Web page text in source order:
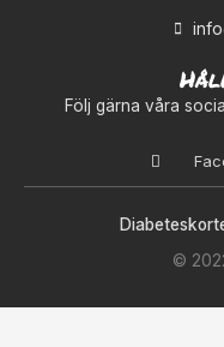
Följ gärna våra
©